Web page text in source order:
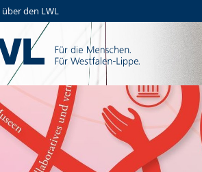
den LWL